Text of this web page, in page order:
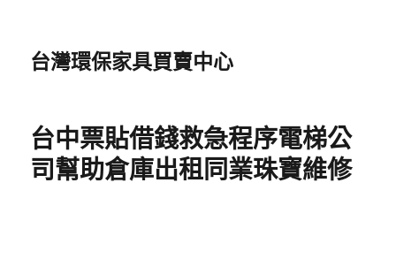
台灣環保家具買賣中心
台中票貼借錢救急程序電梯公
司幫助倉庫出租同業珠寶維修